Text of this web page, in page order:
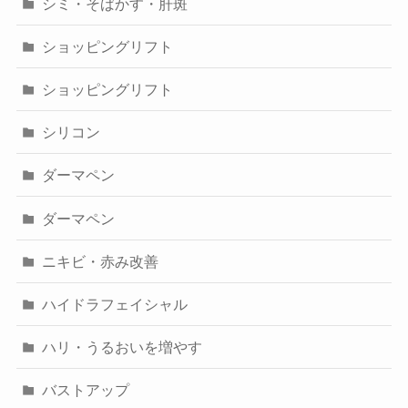
シミ・そばかす・肝斑
ショッピングリフト
ショッピングリフト
シリコン
ダーマペン
ダーマペン
ニキビ・赤み改善
ハイドラフェイシャル
ハリ・うるおいを増やす
バストアップ